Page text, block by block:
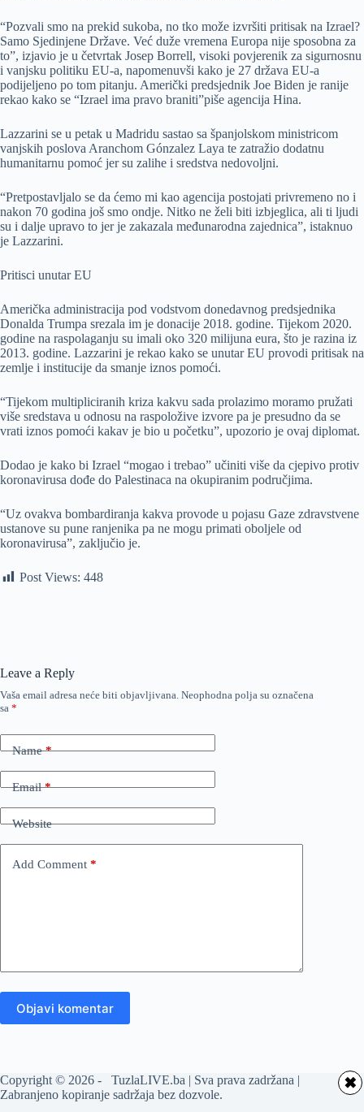
“Pozvali smo na prekid sukoba, no tko može izvršiti pritisak na Izrael?
Samo Sjedinjene Države. Već duže vremena Europa nije sposobna za
to”, izjavio je u četvrtak Josep Borrell, visoki povjerenik za sigurnosnu
i vanjsku politiku EU-a, napomenuvši kako je 27 država EU-a
podijeljeno po tom pitanju. Američki predsjednik Joe Biden je ranije
rekao kako se “Izrael ima pravo braniti”piše agencija Hina.
Lazzarini se u petak u Madridu sastao sa španjolskom ministricom
vanjskih poslova Aranchom Gónzalez Laya te zatražio dodatnu
humanitarnu pomoć jer su zalihe i sredstva nedovoljni.
“Pretpostavljalo se da ćemo mi kao agencija postojati privremeno no i
nakon 70 godina još smo ondje. Nitko ne želi biti izbjeglica, ali ti ljudi
su i dalje upravo to jer je zakazala međunarodna zajednica”, istaknuo
je Lazzarini.
Pritisci unutar EU
Američka administracija pod vodstvom donedavnog predsjednika
Donalda Trumpa srezala im je donacije 2018. godine. Tijekom 2020.
godine na raspolaganju su imali oko 320 milijuna eura, što je razina iz
2013. godine. Lazzarini je rekao kako se unutar EU provodi pritisak na
zemlje i institucije da smanje iznos pomoći.
“Tijekom multipliciranih kriza kakvu sada prolazimo moramo pružati
više sredstava u odnosu na raspoložive izvore pa je presudno da se
vrati iznos pomoći kakav je bio u početku”, upozorio je ovaj diplomat.
Dodao je kako bi Izrael “mogao i trebao” učiniti više da cjepivo protiv
koronavirusa dođe do Palestinaca na okupiranim područjima.
“Uz ovakva bombardiranja kakva provode u pojasu Gaze zdravstvene
ustanove su pune ranjenika pa ne mogu primati oboljele od
koronavirusa”, zaključio je.
Post Views: 448
Leave a Reply
Vaša email adresa neće biti objavljivana. Neophodna polja su označena
sa *
Name*
Email*
Website
Add Comment *
Objavi komentar
Copyright © 2026 - TuzlaLIVE.ba | Sva prava zadržana |
Zabranjeno kopiranje sadržaja bez dozvole.
✖